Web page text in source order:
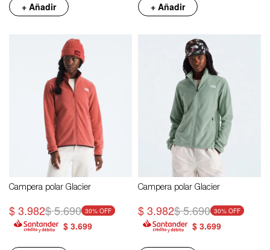
+ Añadir + Añadir
Campera polar Glacier
$3.982$5.690 30
$ 3.699
Campera polar Glacier
$3.982$5.690 30
$ 3.699